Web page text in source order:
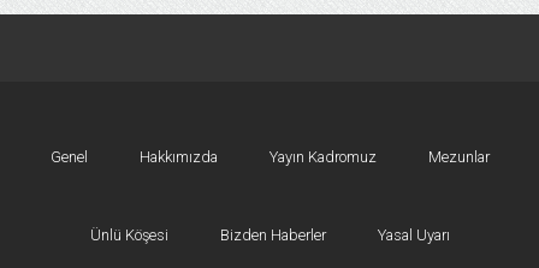
Genel Hakkımızda Yayın Kadromuz Mezunlar
Ünlü Köşesi Bizden Haberler Yasal Uyarı